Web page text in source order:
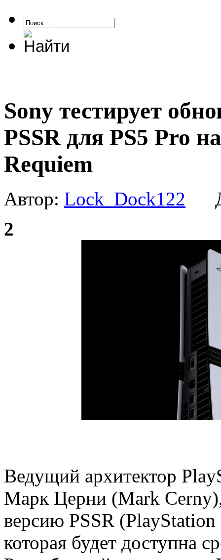
Sony тестирует
PSSR для PS5 Pro
Requiem
Автор: Lock_Dock122
2
Ведущий архитектор
Марк Церни (Mark
версию PSSR
которая будет доступна